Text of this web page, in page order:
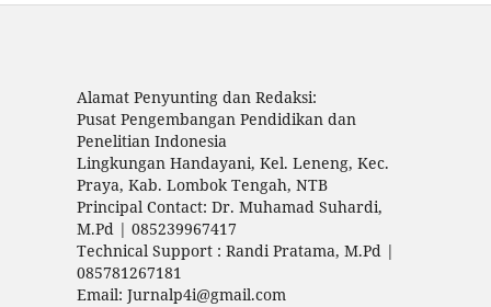
Alamat Penyunting dan Redaksi:
Pusat Pengembangan Pendidikan dan
Penelitian Indonesia
Lingkungan Handayani, Kel. Leneng, Kec.
Praya, Kab. Lombok Tengah, NTB
Principal Contact: Dr. Muhamad Suhardi,
M.Pd | 085239967417
Technical Support : Randi Pratama, M.Pd |
085781267181
Email: Jurnalp4i@gmail.com